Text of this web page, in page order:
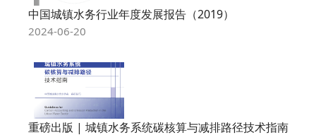
中国城镇水务行业年度发展报告（2019）
2024-06-20
重磅出版 | 城镇水务系统碳核算与减排路径技术指南